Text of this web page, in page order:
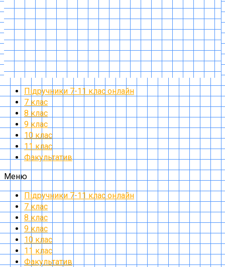
Підручники 7-11 клас онлайн
7 клас
8 клас
9 клас
10 клас
11 клас
Факультатив
Меню
Підручники 7-11 клас онлайн
7 клас
8 клас
9 клас
10 клас
11 клас
Факультатив